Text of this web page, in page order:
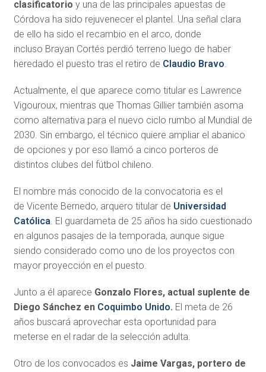
clasificatorio y una de las principales apuestas de
Córdova ha sido rejuvenecer el plantel. Una señal clara
de ello ha sido el recambio en el arco, donde
incluso Brayan Cortés perdió terreno luego de haber
heredado el puesto tras el retiro de Claudio Bravo.
Actualmente, el que aparece como titular es Lawrence
Vigouroux, mientras que Thomas Gillier también asoma
como alternativa para el nuevo ciclo rumbo al Mundial de
2030. Sin embargo, el técnico quiere ampliar el abanico
de opciones y por eso llamó a cinco porteros de
distintos clubes del fútbol chileno.
El nombre más conocido de la convocatoria es el
de Vicente Bernedo, arquero titular de Universidad
Católica. El guardameta de 25 años ha sido cuestionado
en algunos pasajes de la temporada, aunque sigue
siendo considerado como uno de los proyectos con
mayor proyección en el puesto.
Junto a él aparece Gonzalo Flores, actual suplente de
Diego Sánchez en Coquimbo Unido. El meta de 26
años buscará aprovechar esta oportunidad para
meterse en el radar de la selección adulta.
Otro de los convocados es Jaime Vargas, portero de